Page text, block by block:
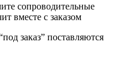
сопроводительные
вместе с заказом
заказ” поставляются